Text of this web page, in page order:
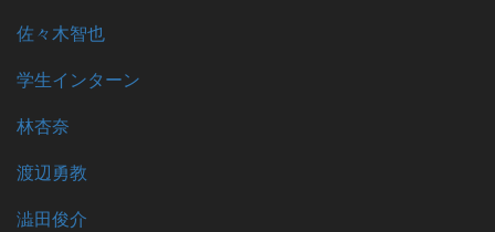
佐々木智也
学生インターン
林杏奈
渡辺勇教
澁田俊介